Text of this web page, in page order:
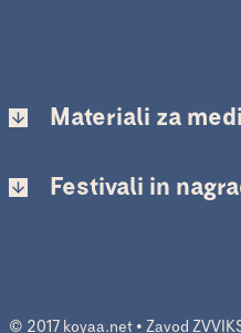
Materiali za
Festivali in
© 2017 koyaa.net • Zavod